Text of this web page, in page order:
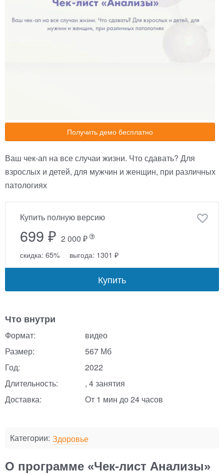
Получить демо бесплатно
Ваш чек-ап на все случаи жизни. Что сдавать? Для
взрослых и детей, для мужчин и женщин, при различных
патологиях
Купить полную версию
699 ₽ 2 000 ₽
скидка: 65% выгода: 1301 ₽
Купить
Что внутри
Формат:
видео
Размер:
567 Мб
Год:
2022
Длительность:
, 4 занятия
Доставка:
От 1 мин до 24 часов
Категории: Здоровье
О программе «Чек-лист Анализы»